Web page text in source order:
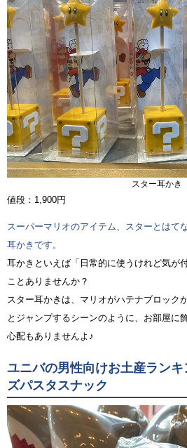
スター耳かき
値段：1,900円
スーパーマリオのアイテム、スターとはて
耳かきです。
耳かきといえば「日常的に使うけれど気が
ことありませんか？
スター耳かきは、マリオがハテナブロック
とジャンプするシーンのように、お部屋に
心配もありませんよ♪
ユニバの男性向けお土産ラン
ズパスタスナック